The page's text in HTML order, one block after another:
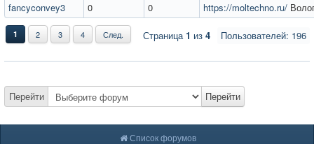
fancyconvey3
0 0 https://moltechno.ru/
Пользователей: 196
1 2 3 4 След. Страница1 из 4
Перейти Перейти
Список форумов